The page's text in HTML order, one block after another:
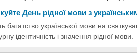
День рідної мови з
багатство української мови на
ідентичність і значення рідної мови.